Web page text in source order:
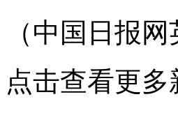
（中国日报
点击查看更多